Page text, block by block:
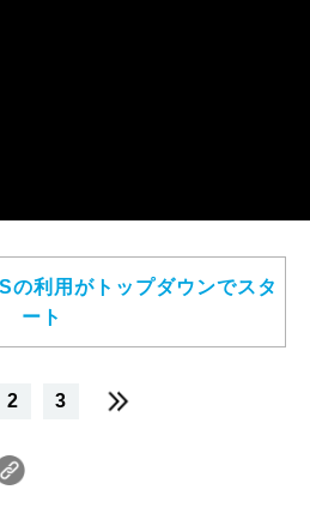
の利用がトップダウンでスタ
ート
2 3